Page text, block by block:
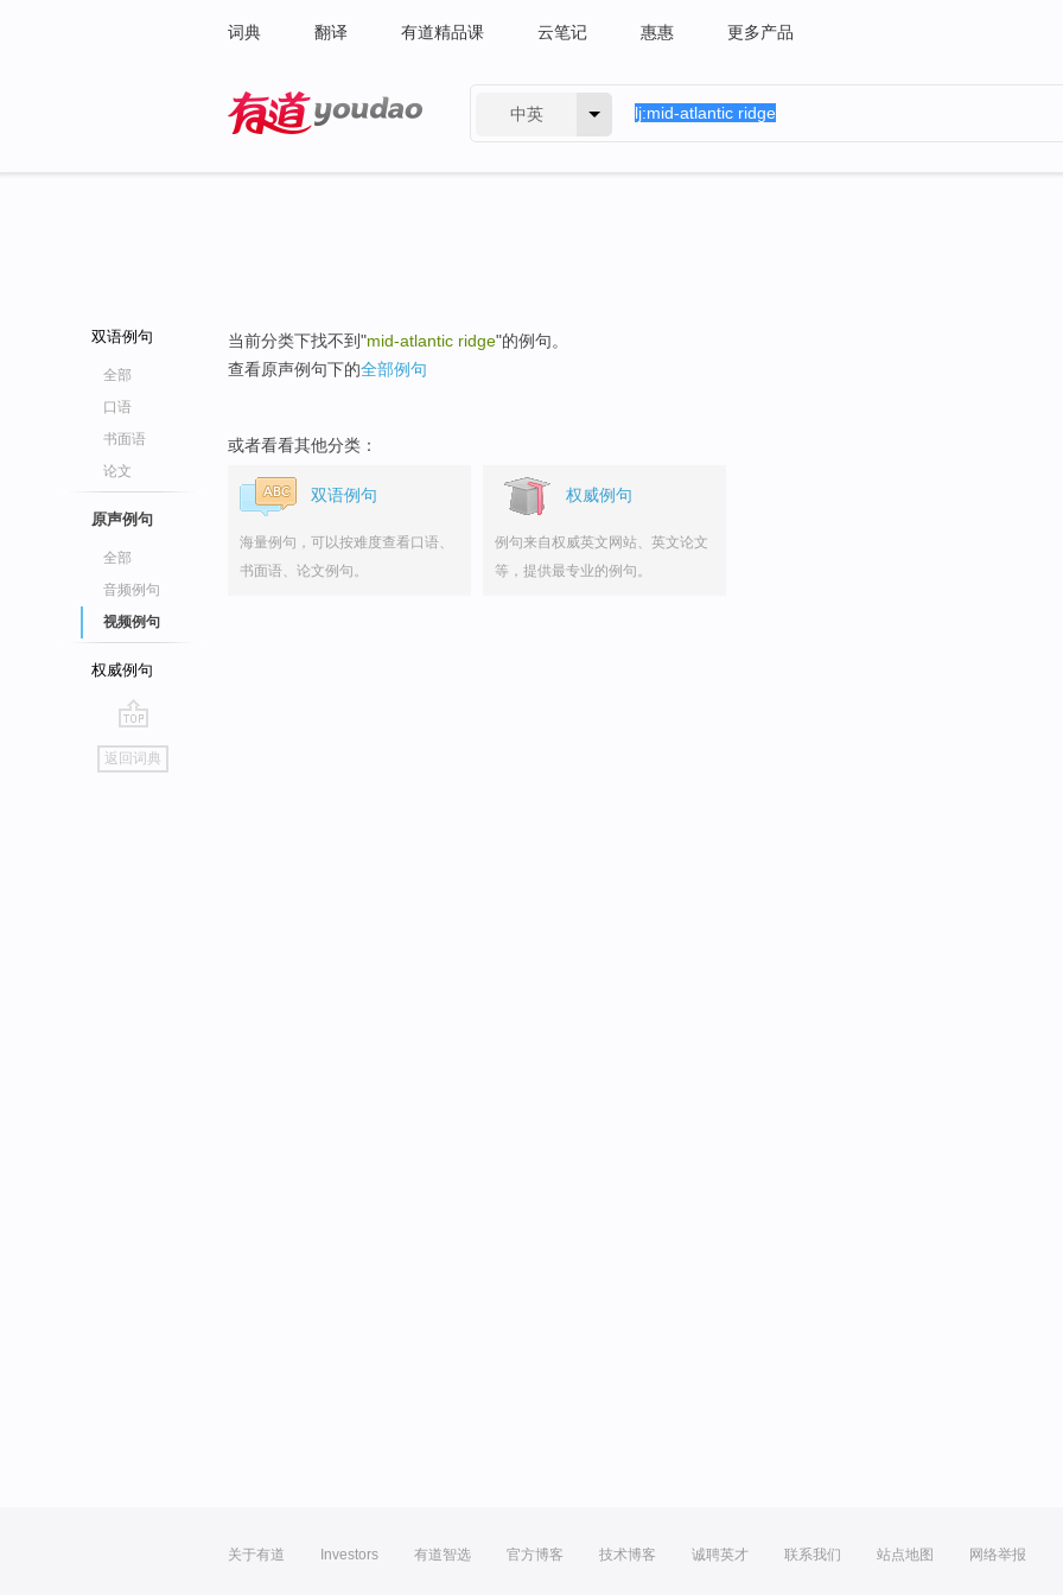
词典 翻译 有道精品课 云笔记 惠惠 更多产品
中英
双语例句
全部
口语
书面语
论文
原声例句
全部
音频例句
视频例句
权威例句
go
top
返回词典
当前分类下找不到"mid-atlantic ridge"的例句。
查看原声例句下的全部例句
或者看看其他分类：
双语例句
海量例句，可以按难度查看口语、
书面语、论文例句。
权威例句
例句来自权威英文网站、英文论文
等，提供最专业的例句。
关于有道 Investors 有道智选 官方博客 技术博客 诚聘英才 联系我们 站点地图 网络举报